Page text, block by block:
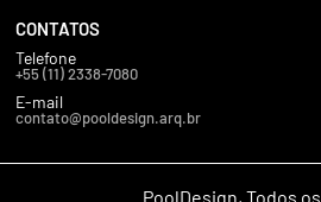
CONTATOS
Telefone
+55 (11) 2338-7080
E-mail
contato@pooldesign.arq.br
PoolDesign, Todos